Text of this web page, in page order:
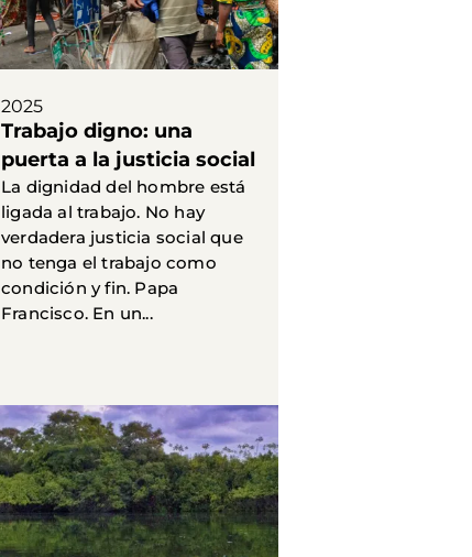
2025
Trabajo digno: una
puerta a la justicia social
La dignidad del hombre está
ligada al trabajo. No hay
verdadera justicia social que
no tenga el trabajo como
condición y fin. Papa
Francisco. En un...